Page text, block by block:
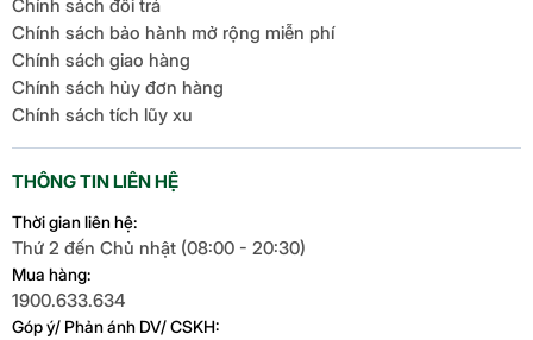
Chính sách đổi trả
Chính sách bảo hành mở rộng miễn phí
Chính sách giao hàng
Chính sách hủy đơn hàng
Chính sách tích lũy xu
THÔNG TIN LIÊN HỆ
Thời gian liên hệ:
Thứ 2 đến Chủ nhật (08:00 - 20:30)
Mua hàng:
1900.633.634
Góp ý/ Phản ánh DV/ CSKH: